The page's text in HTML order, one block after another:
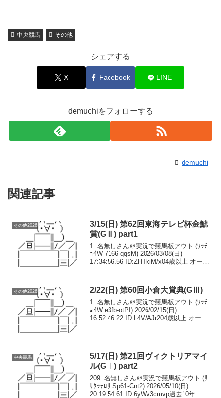
中央競馬 その他
シェアする
X Facebook LINE
demuchiをフォローする
demuchi
関連記事
その他2026
3/15(日) 第62回東海テレビ杯金鯱
賞(GⅡ) part1
1: 名無しさん＠実況で競馬板アウト (ﾜｯﾁ
ｮｲW 7166-qqsM) 2026/03/08(日)
17:34:56.56 ID:ZHTkiM/x04歳以上 オープ
その他2026 2/22(日) 第60回小倉大賞典(GⅢ)
1: 名無しさん＠実況で競馬板アウト (ﾜｯﾁ
ｮｲW e3fb-otPI) 2026/02/15(日)
16:52:46.22 ID:L4V/AJr204歳以上 オープ
中央競馬
5/17(日) 第21回ヴィクトリアマイ
ル(GⅠ) part2
209: 名無しさん＠実況で競馬板アウト (ｻ
ｻｸｯﾃﾛﾘ Sp61-Cnt2) 2026/05/10(日)
20:19:54.61 ID:6yWv3cmvp過去10年 馬